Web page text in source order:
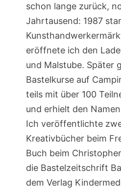
schon lange zurück,
Jahrtausend: 1987
eröffnete ich den
und Malstube. Später
Bastelkurse auf
teils mit über 100
und erhielt den
Ich veröffentlichte
Kreativbücher beim
Buch beim
die Bastelzeitschrift
dem Verlag